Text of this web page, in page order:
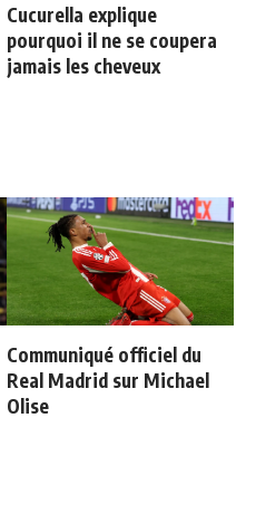
Cucurella explique
pourquoi il ne se coupera
jamais les cheveux
Communiqué officiel du
Real Madrid sur Michael
Olise